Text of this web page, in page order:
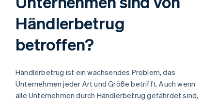
Händlerbetrug
betroffen?
Händlerbetrug ist ein wachsendes Problem, das
Unternehmen jeder Art und Größe betrifft. Auch wenn
alle Unternehmen durch Händlerbetrug gefährdet sind,